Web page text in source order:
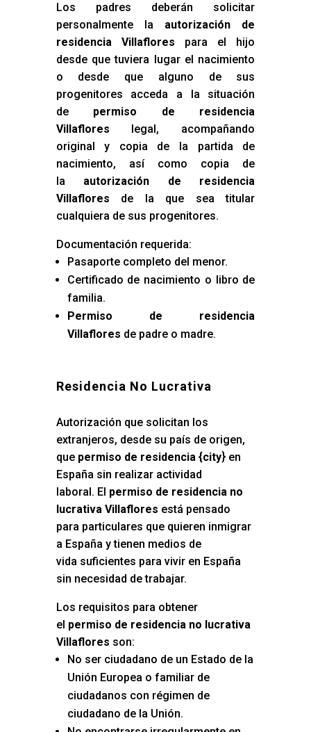
Los padres deberán solicitar
personalmente la autorización de
residencia Villaflores para el hijo
desde que tuviera lugar el nacimiento
o desde que alguno de sus
progenitores acceda a la situación
de permiso de residencia
Villaflores legal, acompañando
original y copia de la partida de
nacimiento, así como copia de
la autorización de residencia
Villaflores de la que sea titular
cualquiera de sus progenitores.
Documentación requerida:
Pasaporte completo del menor.
Certificado de nacimiento o libro de
familia.
Permiso de residencia
Villaflores de padre o madre.
Residencia No Lucrativa
Autorización que solicitan los
extranjeros, desde su país de origen,
que permiso de residencia {city} en
España sin realizar actividad
laboral. El permiso de residencia no
lucrativa Villaflores está pensado
para particulares que quieren inmigrar
a España y tienen medios de
vida suficientes para vivir en España
sin necesidad de trabajar.
Los requisitos para obtener
el permiso de residencia no lucrativa
Villaflores son:
No ser ciudadano de un Estado de la
Unión Europea o familiar de
ciudadanos con régimen de
ciudadano de la Unión.